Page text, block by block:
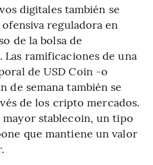
digitales también se
reguladora en
de la bolsa de
ramificaciones de una
de USD Coin -o
de semana también se
de los cripto mercados.
mayor stablecoin, un tipo
que mantiene un valor